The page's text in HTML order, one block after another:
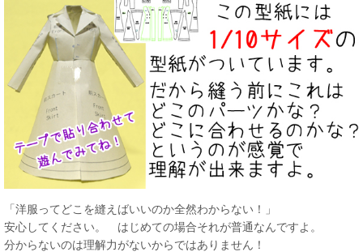
「洋服ってどこを縫えばいいのか全然わからない！」
安心してください。 はじめての場合それが普通なんですよ。
分からないのは理解力がないからではありません！